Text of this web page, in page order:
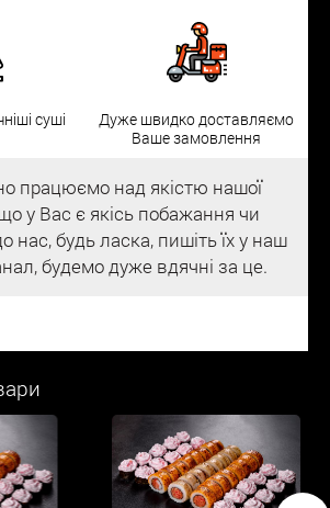
суші
Дуже швидко доставляємо
Ваше замовлення
працюємо над якістю нашої
у Вас є якісь побажання чи
нас, будь ласка, пишіть їх у наш
будемо дуже вдячні за це.